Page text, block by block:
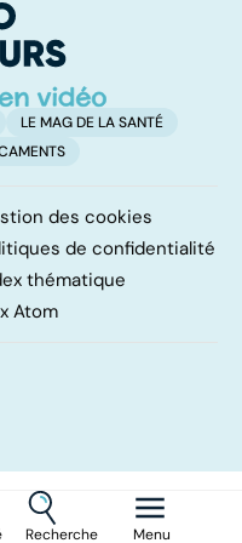
Recherche Menu
LE MAG DE LA SANTÉ
des cookies
de confidentialité
thématique
Atom